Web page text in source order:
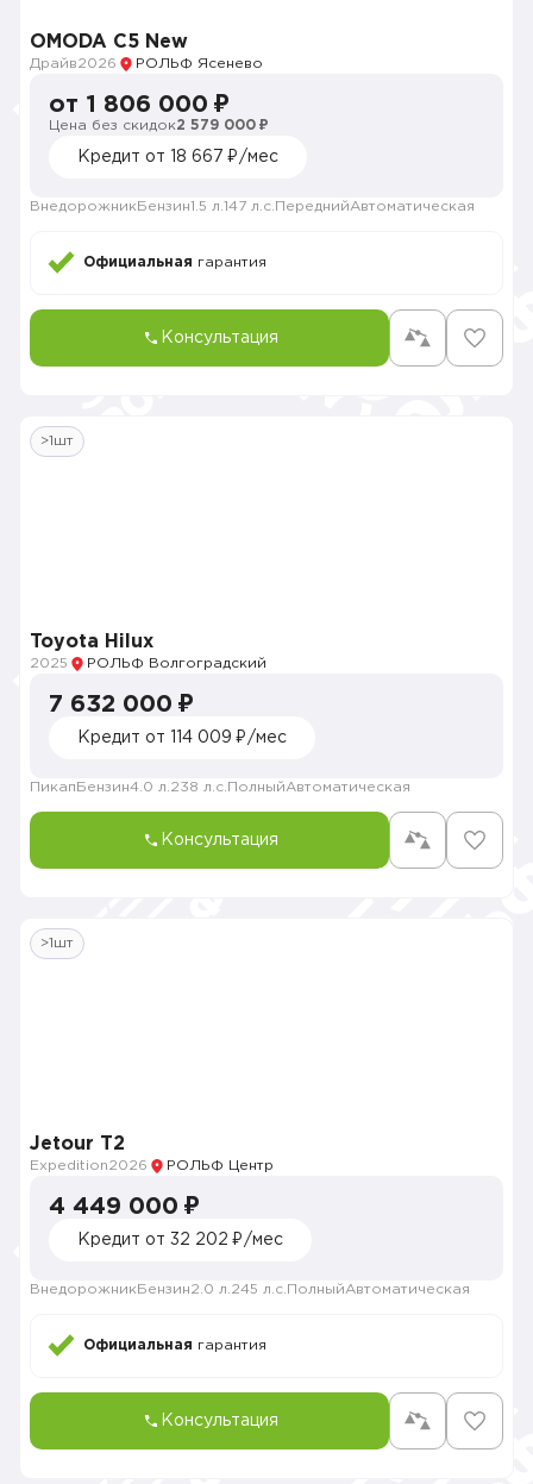
OMODA C5 New
Драйв2026 РОЛЬФ Ясенево
от 1 806 000 ₽
Цена без скидок2 579 000 ₽
Кредит от 18 667 ₽/мес
Внедорожник Бензин1.5 л. 147 л.с. ПереднийАвтоматическая
Официальная гарантия
Консультация
>1шт
Toyota Hilux
2025 РОЛЬФ Волгоградский
7 632 000 ₽
Кредит от 114 009 ₽/мес
Пикап Бензин4.0 л. 238 л.с. ПолныйАвтоматическая
Консультация
>1шт
Jetour Т2
Expedition2026 РОЛЬФ Центр
4 449 000 ₽
Кредит от 32 202 ₽/мес
Внедорожник Бензин2.0 л. 245 л.с. ПолныйАвтоматическая
Официальная гарантия
Консультация